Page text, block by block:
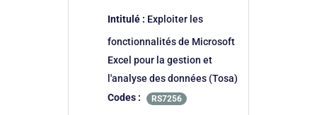
Intitulé : Exploiter les
fonctionnalités de Microsoft
Excel pour la gestion et
l'analyse des données (Tosa)
Codes :
RS7256